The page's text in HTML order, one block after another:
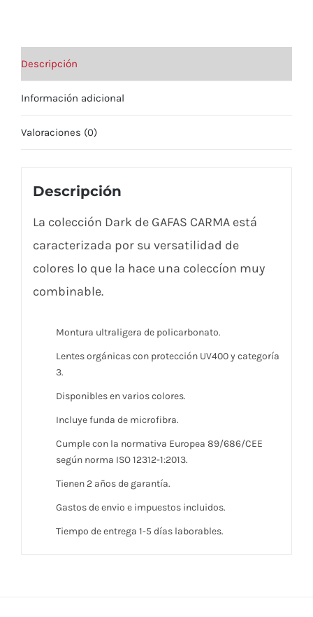
Descripción
Información adicional
Valoraciones (0)
Descripción
La colección Dark de GAFAS CARMA está
caracterizada por su versatilidad de
colores lo que la hace una coleccíon muy
combinable.
Montura ultraligera de policarbonato.
Lentes orgánicas con protección UV400 y categoría
3.
Disponibles en varios colores.
Incluye funda de microfibra.
Cumple con la normativa Europea 89/686/CEE
según norma ISO 12312-1:2013.
Tienen 2 años de garantía.
Gastos de envio e impuestos incluidos.
Tiempo de entrega 1-5 días laborables.